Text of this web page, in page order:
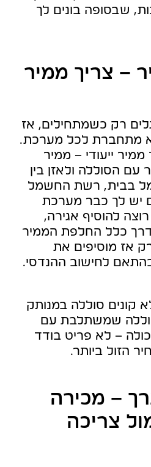
שבסופה בונים לך
– צריך ממיר
רק כשמתחילים, אז
מתחברת לכל מערכת.
ייעודי – ממיר
עם הסוללה ולאזן בין
בבית, רשת החשמל
יש לך כבר מערכת
להוסיף אגירה,
כלל החלפת הממיר
אז מוסיפים את
לחישוב ההנדסי.
קונים סוללה במנותק
שמשתלבת עם
– לא פריט בודד
הזול ביותר.
– מכירה
צריכה